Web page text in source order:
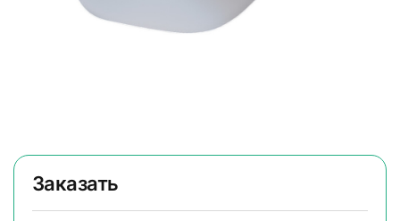
Заказать